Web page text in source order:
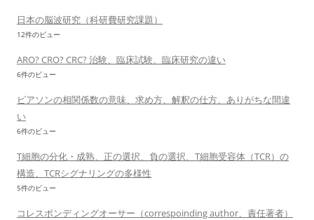
日本の脳波研究（科研費研究課題）
12件のビュー
ARO? CRO? CRC? 治験、臨床試験、臨床研究の違い
6件のビュー
ピアソンの相関係数の意味、求め方、解釈の仕方、ありがちな間違
い
6件のビュー
T細胞の分化・成熟、正の選択、負の選択、T細胞受容体（TCR）の
構造、TCRシグナリングの多様性
5件のビュー
コレスポンディングオーサー（correspoinding author、責任著者）